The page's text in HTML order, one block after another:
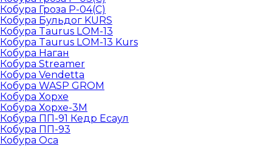
Кобура Гроза Р-04(С)
Кобура Бульдог KURS
Кобура Taurus LOM-13
Кобура Taurus LOM-13 Kurs
Кобура Наган
Кобура Streamer
Кобура Vendetta
Кобура WASP GROM
Кобура Хорхе
Кобура Хорхе-3М
Кобура ПП-91 Кедр Есаул
Кобура ПП-93
Кобура Оса